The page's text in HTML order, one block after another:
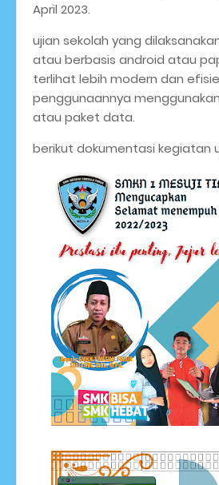
April 2023.
ujian sekolah yang
atau berbasis android atau
terlihat lebih modern dan
penggunaannya
atau paket data.
berikut dokumentasi kegiatan